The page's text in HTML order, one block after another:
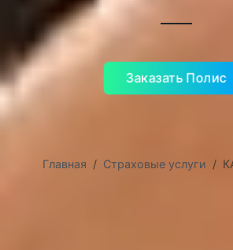
Заказать Полис
Главная Страховые услуги